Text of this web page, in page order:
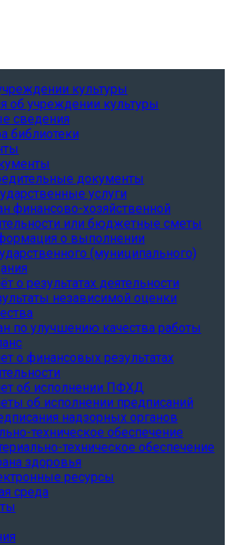
культуры
об учреждении культуры
сведения
библиотеки
документы
услуги
финансово-хозяйственной
или бюджетные сметы
о выполнении
(муниципального)
о результатах деятельности
независимой оценки
по улучшению качества работы
о финансовых результатах
об исполнении ПФХД
об исполнении предписаний
надзорных органов
техническое обеспечение
техническое обеспечение
здоровья
ресурсы
среда